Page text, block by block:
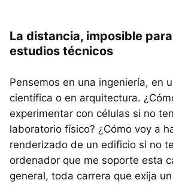
La distancia, imposible
estudios técnicos
Pensemos en una ingeniería, en
científica o en arquitectura.
experimentar con células si no
laboratorio físico? ¿Cómo voy a
renderizado de un edificio si no
ordenador que me soporte esta
general, toda carrera que exija